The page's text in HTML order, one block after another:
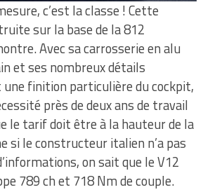
c’est la classe ! Cette
sur la base de la 812
Avec sa carrosserie en alu
et ses nombreux détails
finition particulière du cockpit,
près de deux ans de travail
le tarif doit être à la hauteur de la
si le constructeur italien n’a pas
on sait que le V12
789 ch et 718 Nm de couple.